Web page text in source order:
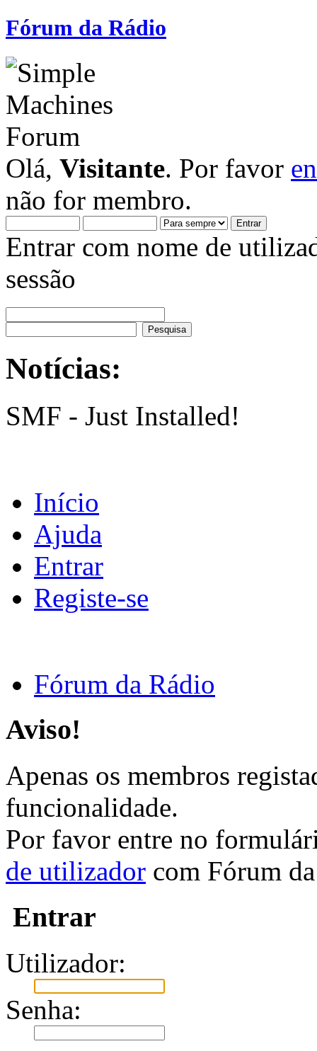
Fórum da Rádio
Olá, Visitante. Por favor
não for membro.
Entrar com nome de
sessão
Notícias:
SMF - Just Installed!
Início
Ajuda
Entrar
Registe-se
Fórum da Rádio
Aviso!
Apenas os membros
funcionalidade.
Por favor entre no
de utilizador com Fórum
Entrar
Utilizador:
Senha: